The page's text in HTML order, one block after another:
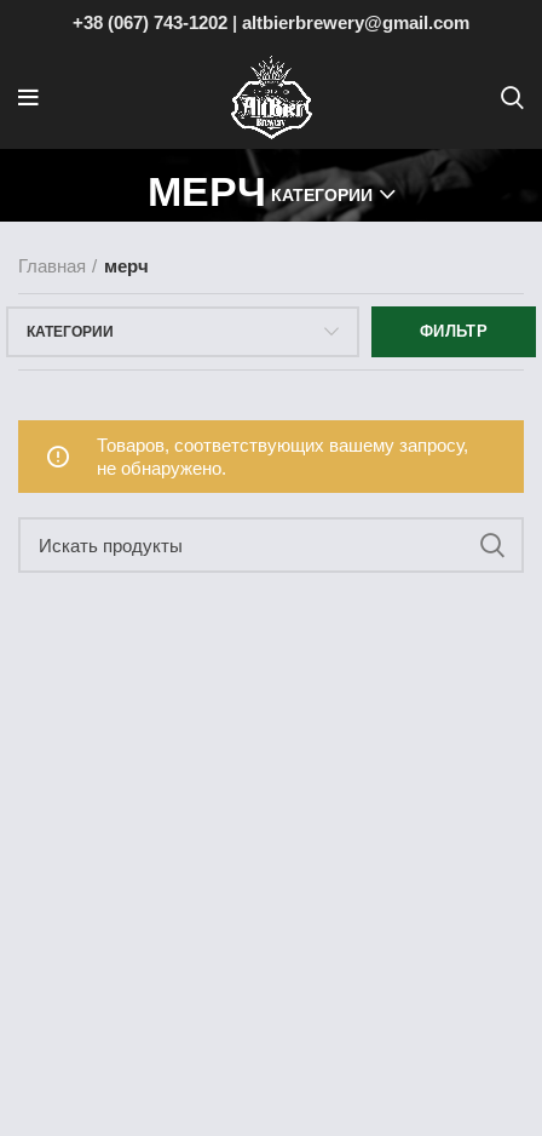
+38 (067) 743-1202 | altbierbrewery@gmail.com
МЕРЧ КАТЕГОРИИ
Главная мерч
КАТЕГОРИИ ФИЛЬТР
Товаров, соответствующих вашему запросу,
не обнаружено.